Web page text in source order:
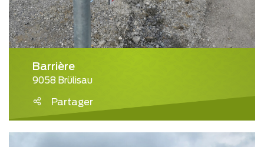
Barrière
9058 Brülisau
Partager